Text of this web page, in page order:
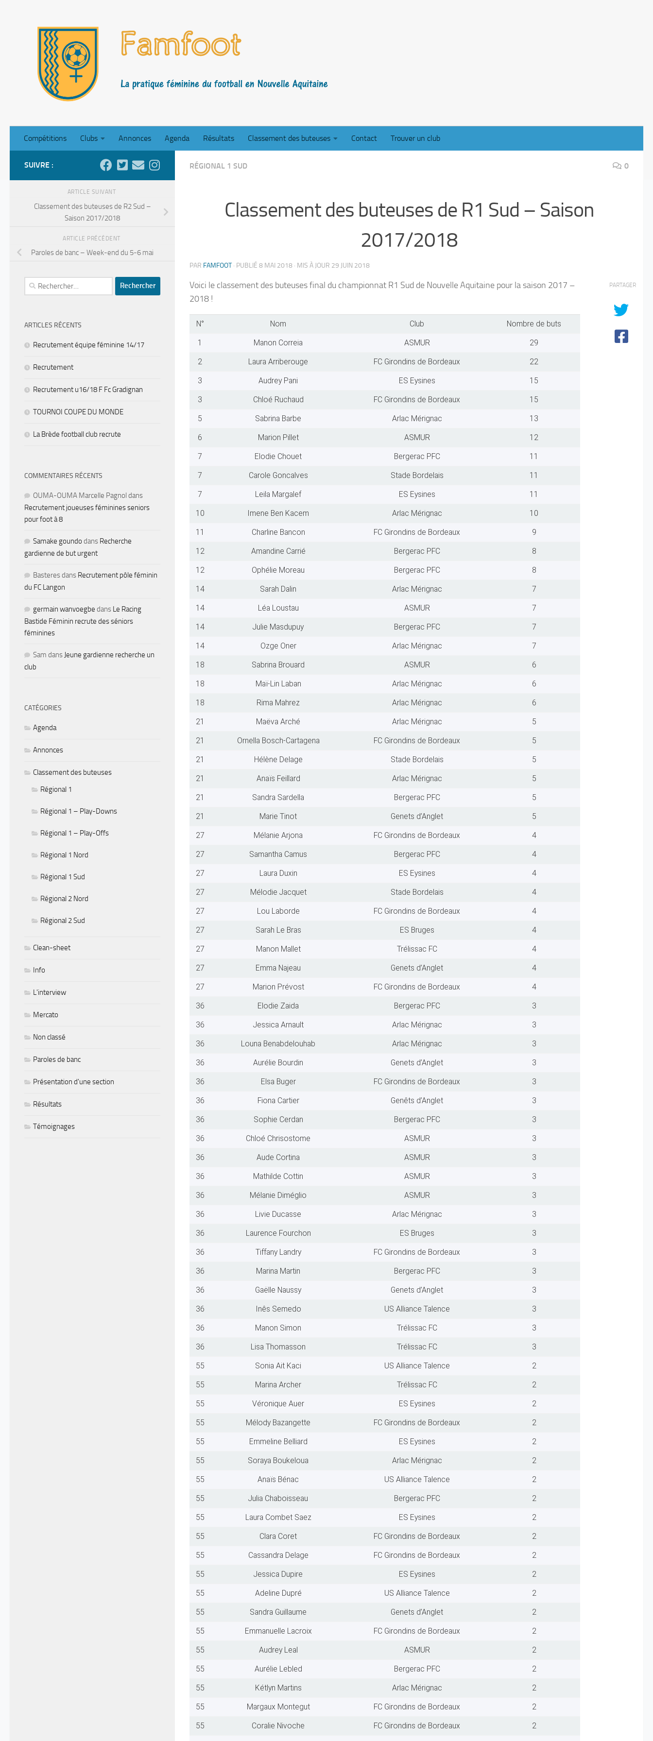
Compétitions Clubs Annonces Agenda Résultats Classement des buteuses Contact Trouver un club
RÉGIONAL 1 SUD 0
Classement des buteuses de R1 Sud – Saison
2017/2018
PAR FAMFOOT · PUBLIÉ 8 MAI 2018 · MIS À JOUR 29 JUIN 2018
Voici le classement des buteuses final du championnat R1 Sud de Nouvelle Aquitaine pour la saison 2017 –
2018 !
N° Nom Club Nombre de buts
1 Manon Correia ASMUR 29
2 Laura Arriberouge FC Girondins de Bordeaux 22
3 Audrey Pani ES Eysines 15
3 Chloé Ruchaud FC Girondins de Bordeaux 15
5 Sabrina Barbe Arlac Mérignac 13
6 Marion Pillet ASMUR 12
7 Elodie Chouet Bergerac PFC 11
7 Carole Goncalves Stade Bordelais 11
7 Leila Margalef ES Eysines 11
10 Imene Ben Kacem Arlac Mérignac 10
11 Charline Bancon FC Girondins de Bordeaux 9
12 Amandine Carrié Bergerac PFC 8
12 Ophélie Moreau Bergerac PFC 8
14 Sarah Dalin Arlac Mérignac 7
14 Léa Loustau ASMUR 7
14 Julie Masdupuy Bergerac PFC 7
14 Ozge Oner Arlac Mérignac 7
18 Sabrina Brouard ASMUR 6
18 Maï-Lin Laban Arlac Mérignac 6
18 Rima Mahrez Arlac Mérignac 6
21 Maëva Arché Arlac Mérignac 5
21 Ornella Bosch-Cartagena FC Girondins de Bordeaux 5
21 Hélène Delage Stade Bordelais 5
21 Anaïs Feillard Arlac Mérignac 5
21 Sandra Sardella Bergerac PFC 5
21 Marie Tinot Genets d’Anglet 5
27 Mélanie Arjona FC Girondins de Bordeaux 4
27 Samantha Camus Bergerac PFC 4
27 Laura Duxin ES Eysines 4
27 Mélodie Jacquet Stade Bordelais 4
27 Lou Laborde FC Girondins de Bordeaux 4
27 Sarah Le Bras ES Bruges 4
27 Manon Mallet Trélissac FC 4
27 Emma Najeau Genets d’Anglet 4
27 Marion Prévost FC Girondins de Bordeaux 4
36 Elodie Zaida Bergerac PFC 3
36 Jessica Arnault Arlac Mérignac 3
36 Louna Benabdelouhab Arlac Mérignac 3
36 Aurélie Bourdin Genets d’Anglet 3
36 Elsa Buger FC Girondins de Bordeaux 3
36 Fiona Cartier Genêts d’Anglet 3
36 Sophie Cerdan Bergerac PFC 3
36 Chloé Chrisostome ASMUR 3
36 Aude Cortina ASMUR 3
36 Mathilde Cottin ASMUR 3
36 Mélanie Diméglio ASMUR 3
36 Livie Ducasse Arlac Mérignac 3
36 Laurence Fourchon ES Bruges 3
36 Tiffany Landry FC Girondins de Bordeaux 3
36 Marina Martin Bergerac PFC 3
36 Gaëlle Naussy Genets d’Anglet 3
36 Inês Semedo US Alliance Talence 3
36 Manon Simon Trélissac FC 3
36 Lisa Thomasson Trélissac FC 3
55 Sonia Ait Kaci US Alliance Talence 2
55 Marina Archer Trélissac FC 2
55 Véronique Auer ES Eysines 2
55 Mélody Bazangette FC Girondins de Bordeaux 2
55 Emmeline Belliard ES Eysines 2
55 Soraya Boukeloua Arlac Mérignac 2
55 Anaïs Bénac US Alliance Talence 2
55 Julia Chaboisseau Bergerac PFC 2
55 Laura Combet Saez ES Eysines 2
55 Clara Coret FC Girondins de Bordeaux 2
55 Cassandra Delage FC Girondins de Bordeaux 2
55 Jessica Dupire ES Eysines 2
55 Adeline Dupré US Alliance Talence 2
55 Sandra Guillaume Genets d’Anglet 2
55 Emmanuelle Lacroix FC Girondins de Bordeaux 2
55 Audrey Leal ASMUR 2
55 Aurélie Lebled Bergerac PFC 2
55 Kétlyn Martins Arlac Mérignac 2
55 Margaux Montegut FC Girondins de Bordeaux 2
55 Coralie Nivoche FC Girondins de Bordeaux 2
PARTAGER
SUIVRE :
ARTICLE SUIVANT
Classement des buteuses de R2 Sud –
Saison 2017/2018
ARTICLE PRÉCÉDENT
Paroles de banc – Week-end du 5-6 mai
Rechercher :
ARTICLES RÉCENTS
Recrutement équipe féminine 14/17
Recrutement
Recrutement u16/18 F Fc Gradignan
TOURNOI COUPE DU MONDE
La Brède football club recrute
COMMENTAIRES RÉCENTS
OUMA-OUMA Marcelle Pagnol dans
Recrutement joueuses féminines seniors
pour foot à 8
Samake goundo dans Recherche
gardienne de but urgent
Basteresdans Recrutement pôle féminin
du FC Langon
germain wanvoegbe dans Le Racing
Bastide Féminin recrute des séniors
féminines
Sam dans Jeune gardienne recherche un
club
CATÉGORIES
Agenda
Annonces
Classement des buteuses
Régional 1
Régional 1 – Play-Downs
Régional 1 – Play-Offs
Régional 1 Nord
Régional 1 Sud
Régional 2 Nord
Régional 2 Sud
Clean-sheet
Info
L'interview
Mercato
Non classé
Paroles de banc
Présentation d'une section
Résultats
Témoignages